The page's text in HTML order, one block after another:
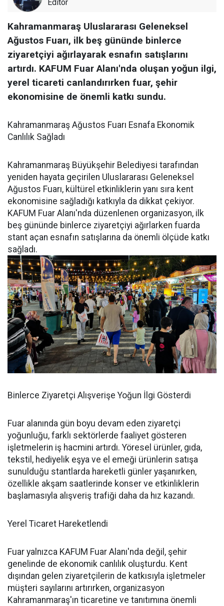
Editör
Kahramanmaraş Uluslararası Geleneksel
Ağustos Fuarı, ilk beş gününde binlerce
ziyaretçiyi ağırlayarak esnafın satışlarını
artırdı. KAFUM Fuar Alanı'nda oluşan yoğun ilgi,
yerel ticareti canlandırırken fuar, şehir
ekonomisine de önemli katkı sundu.
Kahramanmaraş Ağustos Fuarı Esnafa Ekonomik
Canlılık Sağladı
Kahramanmaraş Büyükşehir Belediyesi tarafından
yeniden hayata geçirilen Uluslararası Geleneksel
Ağustos Fuarı, kültürel etkinliklerin yanı sıra kent
ekonomisine sağladığı katkıyla da dikkat çekiyor.
KAFUM Fuar Alanı'nda düzenlenen organizasyon, ilk
beş gününde binlerce ziyaretçiyi ağırlarken fuarda
stant açan esnafın satışlarına da önemli ölçüde katkı
sağladı.
Binlerce Ziyaretçi Alışverişe Yoğun İlgi Gösterdi
Fuar alanında gün boyu devam eden ziyaretçi
yoğunluğu, farklı sektörlerde faaliyet gösteren
işletmelerin iş hacmini artırdı. Yöresel ürünler, gıda,
tekstil, hediyelik eşya ve el emeği ürünlerin satışa
sunulduğu stantlarda hareketli günler yaşanırken,
özellikle akşam saatlerinde konser ve etkinliklerin
başlamasıyla alışveriş trafiği daha da hız kazandı.
Yerel Ticaret Hareketlendi
Fuar yalnızca KAFUM Fuar Alanı'nda değil, şehir
genelinde de ekonomik canlılık oluşturdu. Kent
dışından gelen ziyaretçilerin de katkısıyla işletmeler
müşteri sayılarını artırırken, organizasyon
Kahramanmaraş'ın ticaretine ve tanıtımına önemli